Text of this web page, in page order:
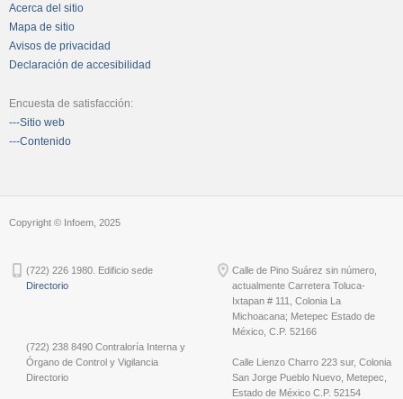
Acerca del sitio
Mapa de sitio
Avisos de privacidad
Declaración de accesibilidad
Encuesta de satisfacción:
---Sitio web
---Contenido
Copyright © Infoem, 2025
(722) 226 1980. Edificio sede
Directorio
(722) 238 8490 Contraloría Interna y
Órgano de Control y Vigilancia
Directorio
Calle de Pino Suárez sin número,
actualmente Carretera Toluca-
Ixtapan # 111, Colonia La
Michoacana; Metepec Estado de
México, C.P. 52166
Calle Lienzo Charro 223 sur, Colonia
San Jorge Pueblo Nuevo, Metepec,
Estado de México C.P. 52154